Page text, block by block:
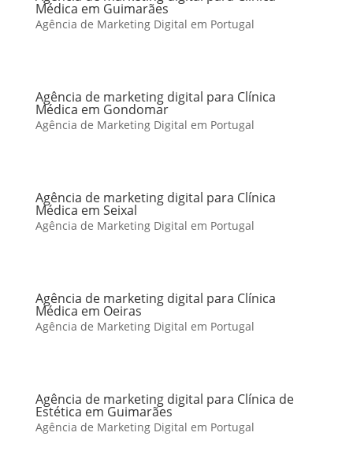
Médica em Guimarães
Agência de Marketing Digital em Portugal
Agência de marketing digital para Clínica
Médica em Gondomar
Agência de Marketing Digital em Portugal
Agência de marketing digital para Clínica
Médica em Seixal
Agência de Marketing Digital em Portugal
Agência de marketing digital para Clínica
Médica em Oeiras
Agência de Marketing Digital em Portugal
Agência de marketing digital para Clínica de
Estética em Guimarães
Agência de Marketing Digital em Portugal